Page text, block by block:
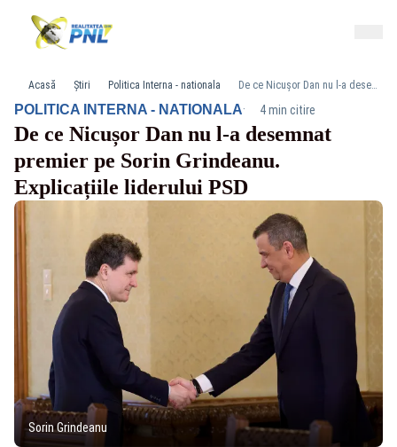
Acasă Știri Politica Interna - nationala De ce Nicușor Dan nu l-a desemnat premier pe Sorin Grindeanu. Explicațiile liderului PSD
POLITICA INTERNA - NATIONALA· 4 min citire
De ce Nicușor Dan nu l-a desemnat
premier pe Sorin Grindeanu.
Explicațiile liderului PSD
Sorin Grindeanu